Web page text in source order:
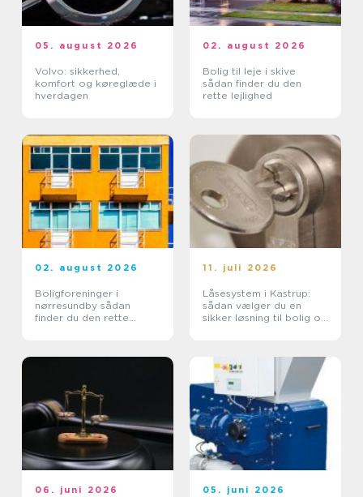
05. august 2026
Volvo: sikkerhed,
komfort og køreglæde i
hverdagen
02. august 2026
Bolig til leje i skive
sådan finder du den
rette lejlighed
02. august 2026
Boligforeninger i
nørresundby sådan
finder du den rette
11. juli 2026
Låsesystem i Kastrup:
sådan vælger du en
sikker løsning til bolig og
06. juni 2026 05. juni 2026